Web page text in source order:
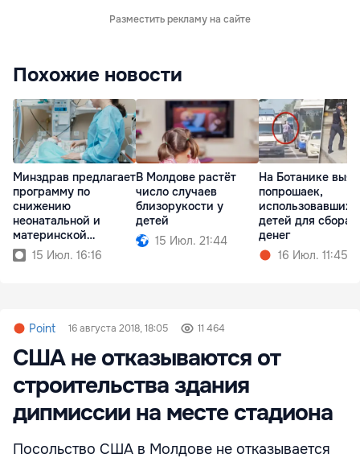
Разместить рекламу на сайте
Похожие новости
Минздрав предлагает
программу по
снижению
неонатальной и
материнской
смертности
15 Июл. 16:16
В Молдове растёт
число случаев
близорукости у
детей
15 Июл. 21:44
На Ботанике
попрошаек,
использовавших
детей для сбора
денег
16 Июл. 11:45
Point 16 августа 2018, 18:05 11 464
США не отказываются от
строительства здания
дипмиссии на месте стадиона
Посольство США в Молдове не отказывается